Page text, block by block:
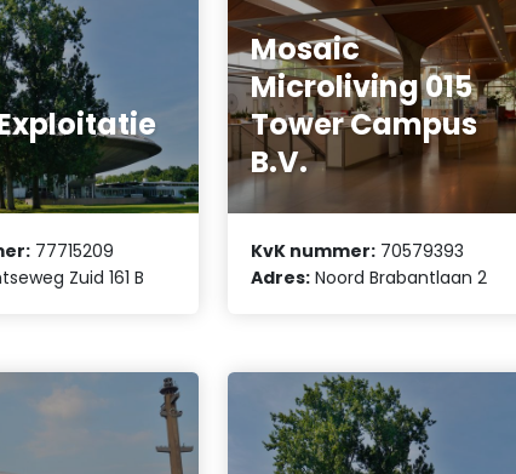
77715209
Zuid 161 B
Mosaic
Microliving 015
Tower Campus
B.V.
KvK nummer: 70579393
Adres: Noord Brabantlaan 2